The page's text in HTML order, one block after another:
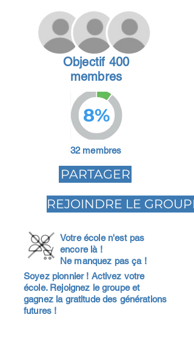
Objectif 400
membres
8%
32 membres
PARTAGER
REJOINDRE LE GROUPE
Votre école n'est pas
encore là !
Ne manquez pas ça !
Soyez pionnier ! Activez votre
école. Rejoignez le groupe et
gagnez la gratitude des générations
futures !